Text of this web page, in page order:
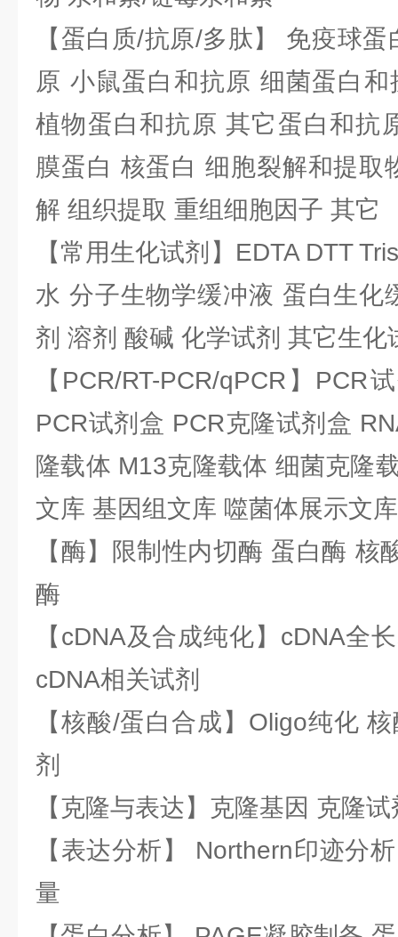
【蛋白质/抗原/多肽】 免疫球
原 小鼠蛋白和抗原 细菌蛋白
植物蛋白和抗原 其它蛋白和抗
膜蛋白 核蛋白 细胞裂解和提取
解 组织提取 重组细胞因子 其它
【常用生化试剂】EDTA DTT
水 分子生物学缓冲液 蛋白生化
剂 溶剂 酸碱 化学试剂 其它生化
【PCR/RT-PCR/qPCR】PCR
PCR试剂盒 PCR克隆试剂盒
隆载体 M13克隆载体 细菌克隆
文库 基因组文库 噬菌体展示文库
【酶】限制性内切酶 蛋白酶 核
酶
【cDNA及合成纯化】cDNA全
cDNA相关试剂
【核酸/蛋白合成】Oligo纯化
剂
【克隆与表达】克隆基因 克隆
【表达分析】 Northern印迹分
量